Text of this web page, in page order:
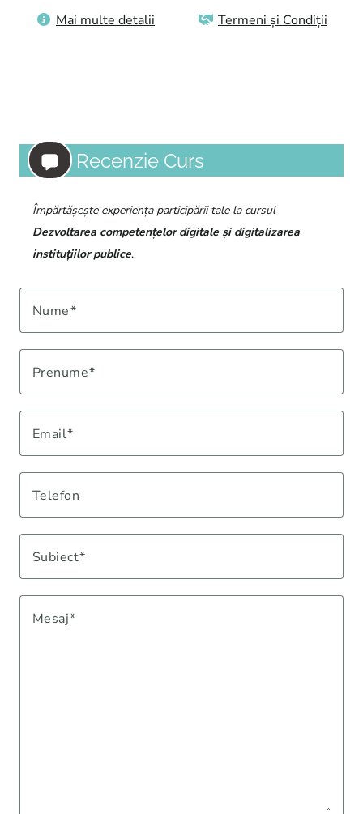
Mai multe detalii Termeni și Condiții
Recenzie Curs
Împărtășește experiența participării tale la cursul
Dezvoltarea competențelor digitale și digitalizarea
instituțiilor publice.
Nume
Prenume
Email
Telefon
Subiect
Mesaj